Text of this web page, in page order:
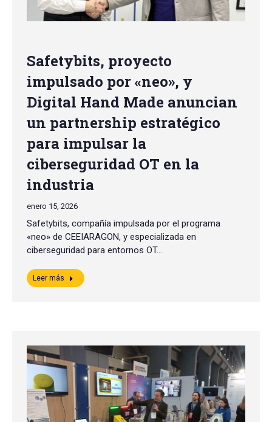
Safetybits, proyecto
impulsado por «neo», y
Digital Hand Made anuncian
un partnership estratégico
para impulsar la
ciberseguridad OT en la
industria
enero 15, 2026
Safetybits, compañía impulsada por el programa
«neo» de CEEIARAGON, y especializada en
ciberseguridad para entornos OT…
Leer más